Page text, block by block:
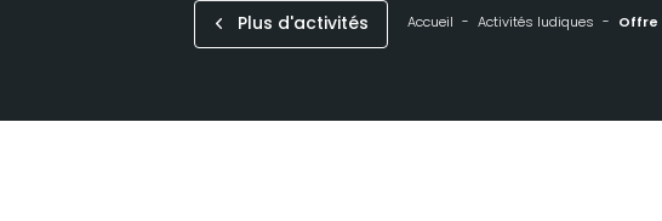
Plus d'activités Accueil Activités ludiques Offre